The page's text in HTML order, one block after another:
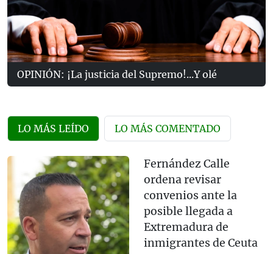
OPINIÓN: ¡La justicia del Supremo!...Y olé
LO MÁS LEÍDO LO MÁS COMENTADO
Fernández Calle
ordena revisar
convenios ante la
posible llegada a
Extremadura de
inmigrantes de Ceuta